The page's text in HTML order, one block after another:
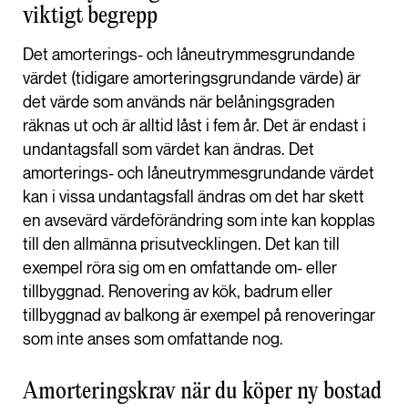
viktigt begrepp
Det amorterings- och låneutrymmesgrundande
värdet (tidigare amorteringsgrundande värde) är
det värde som används när belåningsgraden
räknas ut och är alltid låst i fem år. Det är endast i
undantagsfall som värdet kan ändras. Det
amorterings- och låneutrymmesgrundande värdet
kan i vissa undantagsfall ändras om det har skett
en avsevärd värdeförändring som inte kan kopplas
till den allmänna prisutvecklingen. Det kan till
exempel röra sig om en omfattande om- eller
tillbyggnad. Renovering av kök, badrum eller
tillbyggnad av balkong är exempel på renoveringar
som inte anses som omfattande nog.
Amorteringskrav när du köper ny bostad